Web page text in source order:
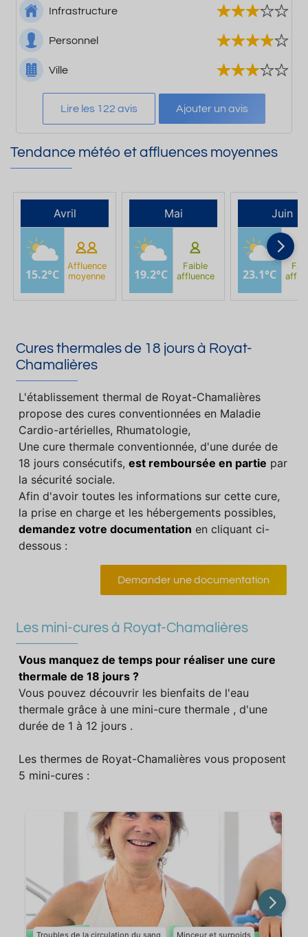
Infrastructure
Personnel
Ville
Lire les 122 avis Ajouter un avis
Tendance météo et affluences moyennes
Avril
15.2°C
Affluence
moyenne
Mai
19.2°C
Faible
affluence
Juin
23.1°C
Cures thermales de 18 jours à Royat-
Chamalières
L'établissement thermal de Royat-Chamalières
propose des cures conventionnées en Maladie
Cardio-artérielles, Rhumatologie,
Une cure thermale conventionnée, d'une durée de
18 jours consécutifs, est remboursée en partie par
la sécurité sociale.
Afin d'avoir toutes les informations sur cette cure,
la prise en charge et les hébergements possibles,
demandez votre documentation en cliquant ci-
dessous :
Demander une documentation
Les mini-cures à Royat-Chamalières
Vous manquez de temps pour réaliser une cure
thermale de 18 jours ?
Vous pouvez découvrir les bienfaits de l'eau
thermale grâce à une mini-cure thermale , d'une
durée de 1 à 12 jours .
Les thermes de Royat-Chamalières vous proposent
5 mini-cures :